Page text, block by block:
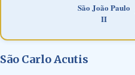
São João Paulo
II
São Carlo Acutis